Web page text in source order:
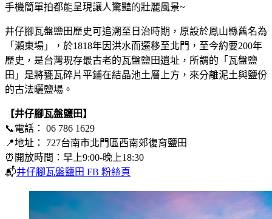
手機簡單拍都能呈現讓人驚豔的壯麗風景~
井仔腳瓦盤鹽田歷史可追溯至日治時期，原設於鳳山縣舊名為
「瀨東場」，於1818年因洪水而遷移至北門，至今約要200年
歷史，是台灣現存最古老的瓦盤鹽田遺址，所謂的「瓦盤鹽
田」是將甕瓦碎片平鋪在結晶池土層上方，來分離泥土與鹽份
的古法曬鹽場。
【井仔腳瓦盤鹽田】
📞電話： 06 786 1629
📍地址： 727台南市北門區西南郊復育鹽田
⏰開放時間：早上9:00-晚上18:30
📬井仔腳瓦盤鹽田 FB 粉絲頁